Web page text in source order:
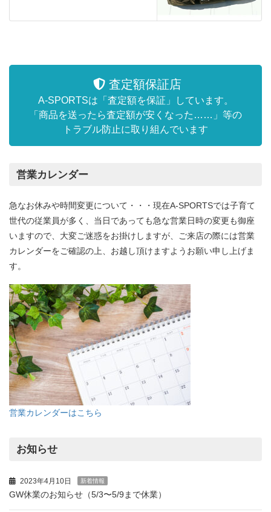
査定額保証店
A-SPORTSは「査定額を保証」しています。
「商品を送ったら査定額が安くなった……」等の
トラブル防止に取り組んでいます
営業カレンダー
急なお休みや時間変更について・・・現在A-SPORTSでは子育て
世代の従業員が多く、当日であっても急な営業日時の変更も御座
いますので、大変ご迷惑をお掛けしますが、ご来店の際には営業
カレンダーをご確認の上、お越し頂けますようお願い申し上げま
す。
営業カレンダーはこちら
お知らせ
2023年4月10日 新着情報
GW休業のお知らせ（5/3〜5/9まで休業）